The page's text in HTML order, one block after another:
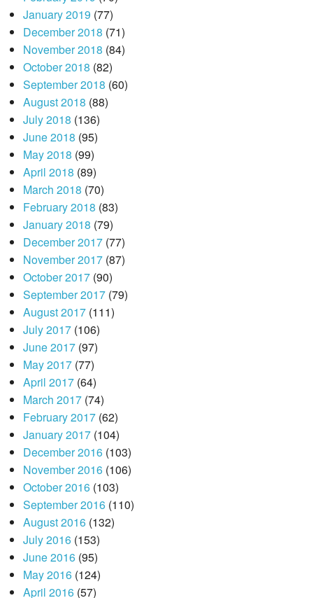
January 2019 (77)
December 2018 (71)
November 2018 (84)
October 2018 (82)
September 2018 (60)
August 2018 (88)
July 2018 (136)
June 2018 (95)
May 2018 (99)
April 2018 (89)
March 2018 (70)
February 2018 (83)
January 2018 (79)
December 2017(77)
November 2017(87)
October 2017(90)
September 2017(79)
August 2017(111)
July 2017(106)
June 2017(97)
May 2017(77)
April 2017(64)
March 2017(74)
February 2017(62)
January 2017(104)
December 2016(103)
November 2016(106)
October 2016(103)
September 2016(110)
August 2016(132)
July 2016(153)
June 2016(95)
May 2016(124)
April 2016(57)